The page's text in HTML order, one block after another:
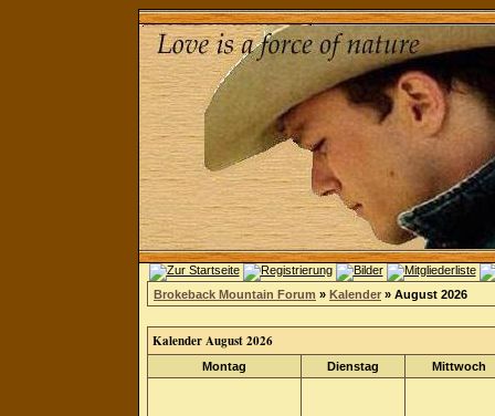
Brokeback Mountain Forum » Kalender » August 2026
Kalender August 2026
Montag Dienstag Mittwoch